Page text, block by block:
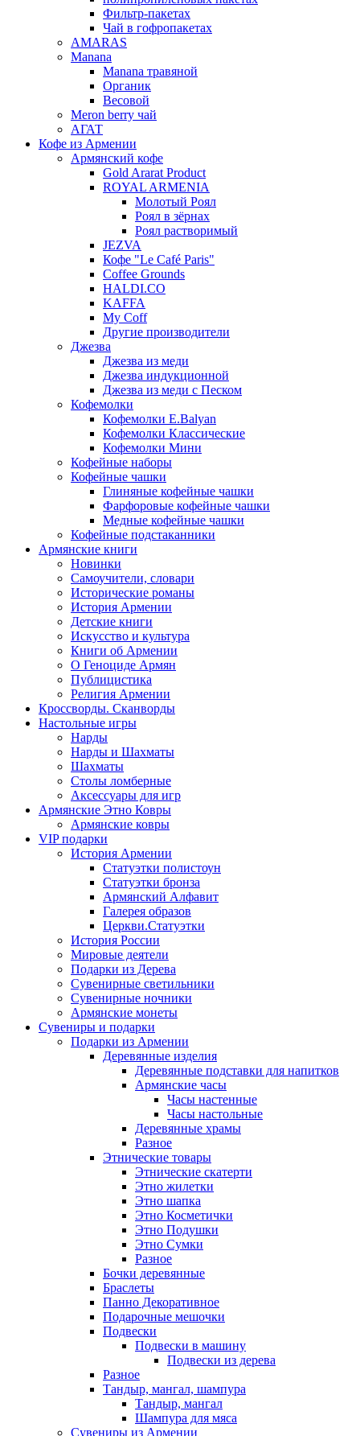
Фильтр-пакетах
Чай в гофропакетах
AMARAS
Manana
Manana травяной
Органик
Весовой
Meron berry чай
АГАТ
Кофе из Армении
Армянский кофе
Gold Ararat Product
ROYAL ARMENIA
Молотый Роял
Роял в зёрнах
Роял растворимый
JEZVA
Кофе "Le Café Paris"
Coffee Grounds
HALDI.CO
KAFFA
My Coff
Другие производители
Джезва
Джезва из меди
Джезва индукционной
Джезва из меди с Песком
Кофемолки
Кофемолки E.Balyan
Кофемолки Классические
Кофемолки Мини
Кофейные наборы
Кофейные чашки
Глиняные кофейные чашки
Фарфоровые кофейные чашки
Медные кофейные чашки
Кофейные подстаканники
Армянские книги
Новинки
Самоучители, словари
Исторические романы
История Армении
Детские книги
Иcкусство и культура
Книги об Армении
О Геноциде Армян
Публицистика
Религия Армении
Кроссворды. Сканворды
Настольные игры
Нарды
Нарды и Шахматы
Шахматы
Столы ломберные
Аксессуары для игр
Армянские Этно Ковры
Армянские ковры
VIP подарки
История Армении
Статуэтки полистоун
Статуэтки бронза
Армянский Алфавит
Галерея образов
Церкви.Статуэтки
История России
Мировые деятели
Подарки из Дерева
Сувенирные светильники
Сувенирные ночники
Армянские монеты
Сувениры и подарки
Подарки из Армении
Деревянные изделия
Деревянные подставки для напитков
Армянские часы
Часы настенные
Часы настольные
Деревянные храмы
Разное
Этнические товары
Этнические скатерти
Этно жилетки
Этно шапка
Этно Косметички
Этно Подушки
Этно Сумки
Разное
Бочки деревянные
Браслеты
Панно Декоративное
Подарочные мешочки
Подвески
Подвески в машину
Подвески из дерева
Разное
Тандыр, мангал, шампура
Тандыр, мангал
Шампура для мяса
Сувениры из Армении